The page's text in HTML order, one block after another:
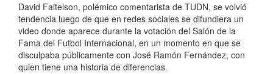
David Faitelson, polémico comentarista de TUDN, se volvió
tendencia luego de que en redes sociales se difundiera un
video donde aparece durante la votación del Salón de la
Fama del Futbol Internacional, en un momento en que se
disculpaba públicamente con José Ramón Fernández, con
quien tiene una historia de diferencias.